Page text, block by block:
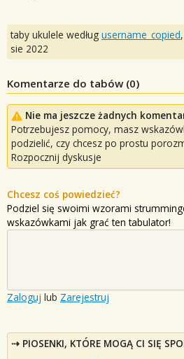
taby ukulele według username_copied,
sie 2022
Komentarze do tabów (0)
Nie ma jeszcze żadnych
Potrzebujesz pomocy, masz
podzielić, czy chcesz po prostu
Rozpocznij dyskusje
Chcesz coś powiedzieć?
Podziel się swoimi wzorami
wskazówkami jak grać ten tabulator!
Zaloguj lub Zarejestruj
PIOSENKI, KTÓRE MOGĄ CI SIĘ